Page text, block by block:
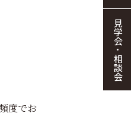
見学会・相談会
度でお